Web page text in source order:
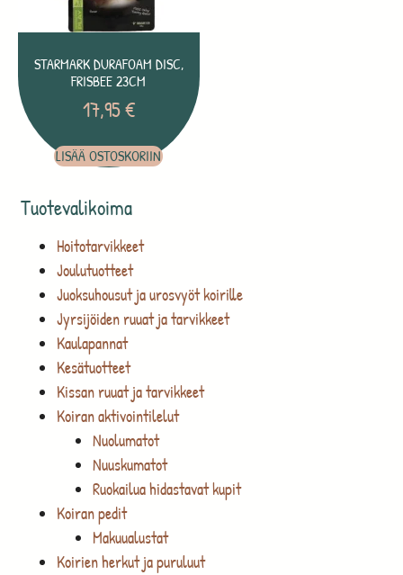
Tuotevalikoima
Hoitotarvikkeet
Joulutuotteet
Juoksuhousut ja urosvyöt koirille
Jyrsijöiden ruuat ja tarvikkeet
Kaulapannat
Kesätuotteet
Kissan ruuat ja tarvikkeet
Koiran aktivointilelut
Nuolumatot
Nuuskumatot
Ruokailua hidastavat kupit
Koiran pedit
Makuualustat
Koirien herkut ja puruluut
STARMARK DURAFOAM DISC,
FRISBEE 23CM
17,95€
LISÄÄ OSTOSKORIIN